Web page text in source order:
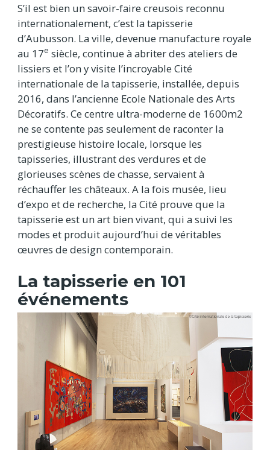
S’il est bien un savoir-faire creusois reconnu
internationalement, c’est la tapisserie
d’Aubusson. La ville, devenue manufacture royale
au 17e siècle, continue à abriter des ateliers de
lissiers et l’on y visite l’incroyable Cité
internationale de la tapisserie, installée, depuis
2016, dans l’ancienne Ecole Nationale des Arts
Décoratifs. Ce centre ultra-moderne de 1600m2
ne se contente pas seulement de raconter la
prestigieuse histoire locale, lorsque les
tapisseries, illustrant des verdures et de
glorieuses scènes de chasse, servaient à
réchauffer les châteaux. A la fois musée, lieu
d’expo et de recherche, la Cité prouve que la
tapisserie est un art bien vivant, qui a suivi les
modes et produit aujourd’hui de véritables
œuvres de design contemporain.
La tapisserie en 101
événements